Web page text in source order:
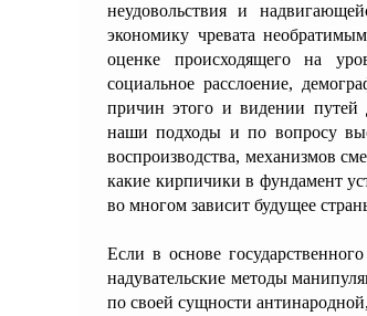
неудовольствия и
экономику чревата
оценке происходящего на
социальное расслоение,
причин этого и видении путей
наши подходы и по вопросу
воспроизводства, механизмов
какие кирпичики в фундамент
во многом зависит будущее
Если в основе
надувательские методы
по своей сущности